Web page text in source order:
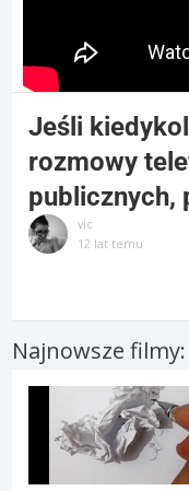
Jeśli
rozmowy
publicznych,
vic
12 lat temu
Najnowsze filmy: